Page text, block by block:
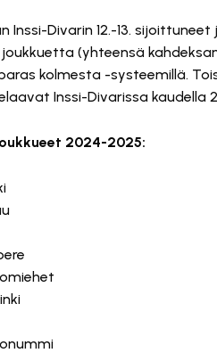
Inssi-Divarin 12.-13.
(yhteensä
kolmesta -systeemillä.
Inssi-Divarissa kaudella
2024-2025: